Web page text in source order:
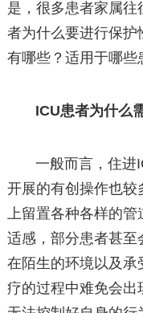
是，很多患者家属
者为什么要进行保
有哪些？适用于哪些
ICU患者为什么
一般而言，住进
开展的有创操作也较
上留置各种各样的管
适感，部分患者甚至
在陌生的环境以及
疗的过程中难免会